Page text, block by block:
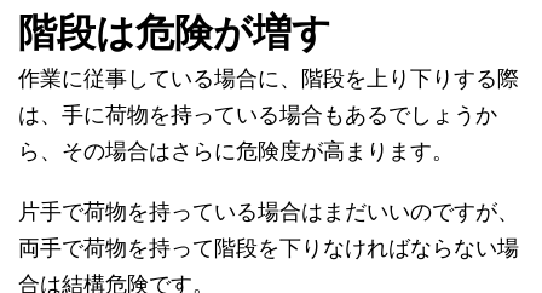
階段は危険が増す
作業に従事している場合に、階段を上り下りする際
は、手に荷物を持っている場合もあるでしょうか
ら、その場合はさらに危険度が高まります。
片手で荷物を持っている場合はまだいいのですが、
両手で荷物を持って階段を下りなければならない場
合は結構危険です。